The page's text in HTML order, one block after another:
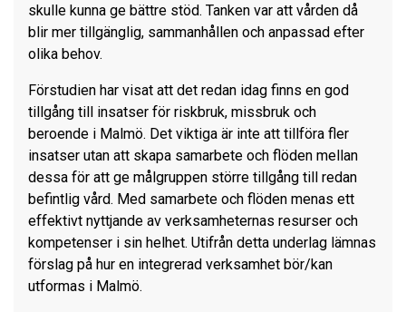
skulle kunna ge bättre stöd. Tanken var att vården då
blir mer tillgänglig, sammanhållen och anpassad efter
olika behov.
Förstudien har visat att det redan idag finns en god
tillgång till insatser för riskbruk, missbruk och
beroende i Malmö. Det viktiga är inte att tillföra fler
insatser utan att skapa samarbete och flöden mellan
dessa för att ge målgruppen större tillgång till redan
befintlig vård. Med samarbete och flöden menas ett
effektivt nyttjande av verksamheternas resurser och
kompetenser i sin helhet. Utifrån detta underlag lämnas
förslag på hur en integrerad verksamhet bör/kan
utformas i Malmö.